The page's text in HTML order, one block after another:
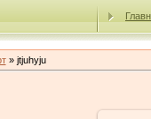
» jtjuhyju